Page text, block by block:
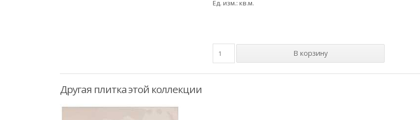
Ед. изм.: кв.м.
Другая плитка этой коллекции